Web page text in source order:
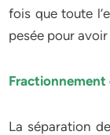
fois que toute
pesée pour
Fractionnement
La séparation